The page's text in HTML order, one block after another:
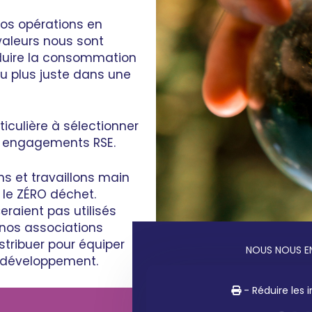
opérations en
nous sont
la consommation
plus juste dans une
à sélectionner
RSE.
et travaillons main
ZÉRO déchet.
pas utilisés
associations
pour équiper
NOUS NOUS
- Réduire les
- Recycler les
- Faire le
- Éteindre les
- Recourir